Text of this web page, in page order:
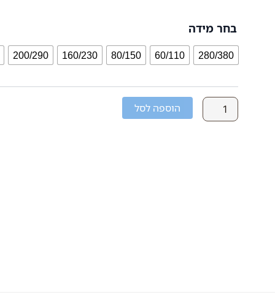
עד
בחר מידה
280/380
60/110
80/150
160/230
200/290
של
ארבין
A2
הוספה לסל